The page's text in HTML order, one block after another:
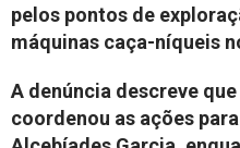
pelos pontos de
máquinas caça-níqueis
A denúncia descreve
coordenou as ações